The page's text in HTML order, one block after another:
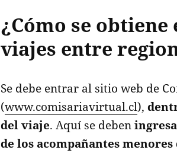
¿Cómo se
viajes entre
Se debe entrar al sitio web de
(www.comisariavirtual.cl),
del viaje. Aquí se deben
de los acompañantes menores